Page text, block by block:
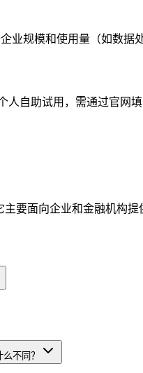
业规模和使用量（如数据
人自助试用，需通过官网
要面向企业和金融机构提
不同？